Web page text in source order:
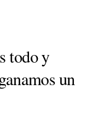
todo y
un